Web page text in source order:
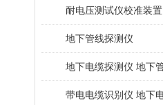
耐电压测试仪校准装置
地下管线探测仪